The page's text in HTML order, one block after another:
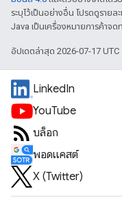
ระบุไว้เป็นอย่างอื่น โปรดดูรายล
Java เป็นเครื่องหมายการค้าจ
อัปเดตล่าสุด 2026-07-17 UTC
LinkedIn
YouTube
บล็อก
พอดแคสต์
X (Twitter)